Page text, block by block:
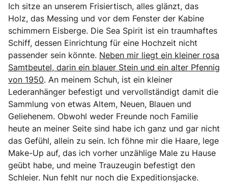
Ich sitze an unserem Frisiertisch, alles glänzt, das
Holz, das Messing und vor dem Fenster der Kabine
schimmern Eisberge. Die Sea Spirit ist ein traumhaftes
Schiff, dessen Einrichtung für eine Hochzeit nicht
passender sein könnte. Neben mir liegt ein kleiner rosa
Samtbeutel, darin ein blauer Stein und ein alter Pfennig
von 1950. An meinem Schuh, ist ein kleiner
Lederanhänger befestigt und vervollständigt damit die
Sammlung von etwas Altem, Neuen, Blauen und
Geliehenem. Obwohl weder Freunde noch Familie
heute an meiner Seite sind habe ich ganz und gar nicht
das Gefühl, allein zu sein. Ich föhne mir die Haare, lege
Make-Up auf, das ich vorher unzählige Male zu Hause
geübt habe, und meine Trauzeugin befestigt den
Schleier. Nun fehlt nur noch die Expeditionsjacke.